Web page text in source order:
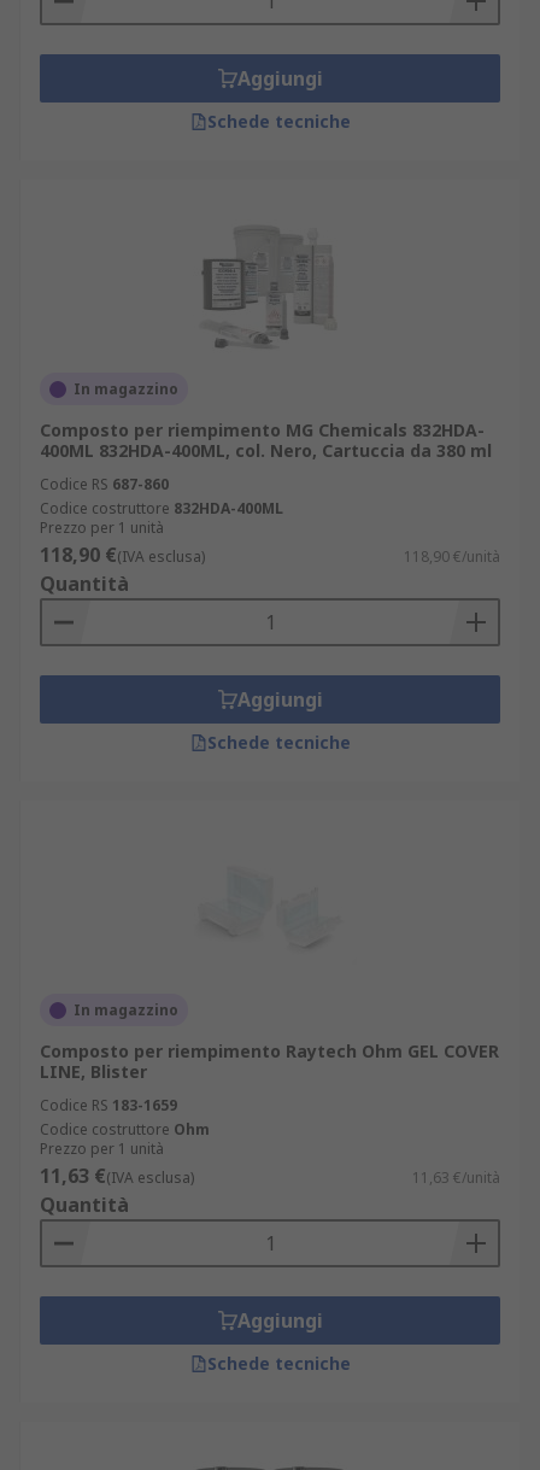
Aggiungi
Schede tecniche
In magazzino
Composto per riempimento MG Chemicals 832HDA-
400ML 832HDA-400ML, col. Nero, Cartuccia da 380 ml
Codice RS 687-860
Codice costruttore 832HDA-400ML
Prezzo per 1 unità
118,90 €(IVA esclusa) 118,90 €/unità
Quantità
Aggiungi
Schede tecniche
In magazzino
Composto per riempimento Raytech Ohm GEL COVER
LINE, Blister
Codice RS 183-1659
Codice costruttore Ohm
Prezzo per 1 unità
11,63 €(IVA esclusa) 11,63 €/unità
Quantità
Aggiungi
Schede tecniche